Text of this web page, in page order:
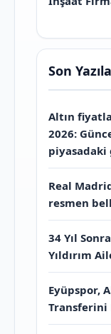
Son
Altın
2026:
Real
resmen
34 Yıl
Yıldırım
Eyüpspor,
Transferini